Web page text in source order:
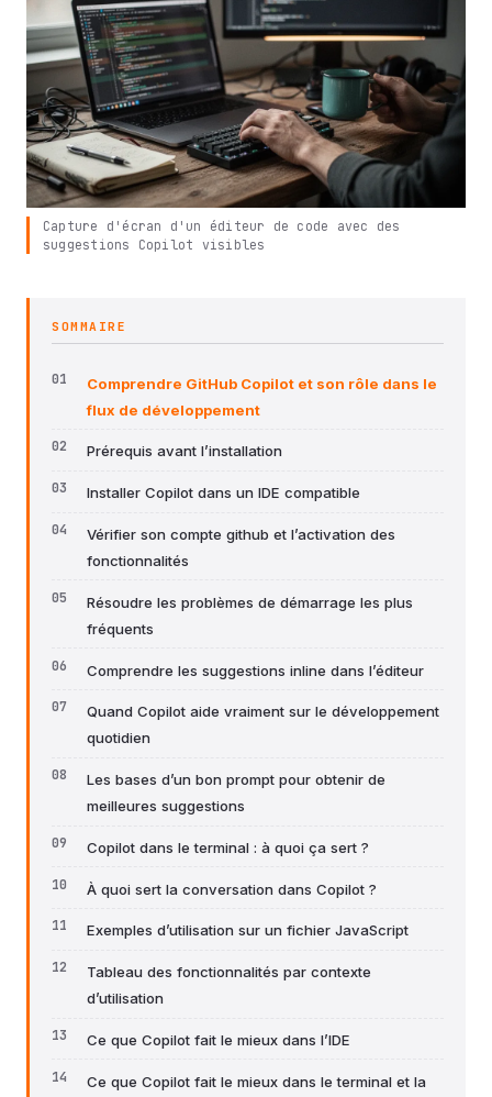
Capture d'écran d'un éditeur de code avec des
suggestions Copilot visibles
SOMMAIRE
Comprendre GitHub Copilot et son rôle dans le
flux de développement
Prérequis avant l’installation
Installer Copilot dans un IDE compatible
Vérifier son compte github et l’activation des
fonctionnalités
Résoudre les problèmes de démarrage les plus
fréquents
Comprendre les suggestions inline dans l’éditeur
Quand Copilot aide vraiment sur le développement
quotidien
Les bases d’un bon prompt pour obtenir de
meilleures suggestions
Copilot dans le terminal : à quoi ça sert ?
À quoi sert la conversation dans Copilot ?
Exemples d’utilisation sur un fichier JavaScript
Tableau des fonctionnalités par contexte
d’utilisation
Ce que Copilot fait le mieux dans l’IDE
Ce que Copilot fait le mieux dans le terminal et la